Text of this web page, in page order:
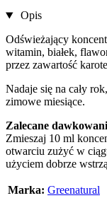
Opis
Odświeżający
witamin, białek,
przez zawartość
Nadaje się na cały
zimowe miesiące.
Zalecane
Zmieszaj 10 ml
otwarciu zużyć w
użyciem dobrze
Marka: Greenatural